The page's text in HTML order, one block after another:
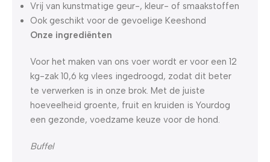
Vrij van kunstmatige geur-, kleur- of smaakstoffen
Ook geschikt voor de gevoelige Keeshond
Onze ingrediënten
Voor het maken van ons voer wordt er voor een 12
kg-zak 10,6 kg vlees ingedroogd, zodat dit beter
te verwerken is in onze brok. Met de juiste
hoeveelheid groente, fruit en kruiden is Yourdog
een gezonde, voedzame keuze voor de hond.
Buffel